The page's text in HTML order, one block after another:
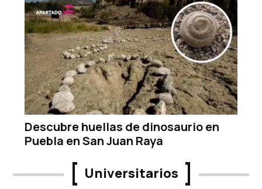
Descubre huellas de dinosaurio en
Puebla en San Juan Raya
Universitarios